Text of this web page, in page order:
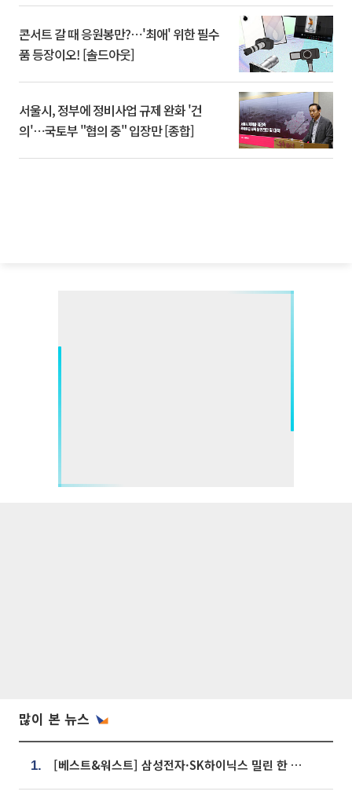
콘서트 갈 때 응원봉만?⋯'최애' 위한 필수
품 등장이오! [솔드아웃]
서울시, 정부에 정비사업 규제 완화 '건
의'⋯국토부 "협의 중" 입장만 [종합]
많이 본 뉴스
1. [베스트&워스트] 삼성전자·SK하이닉스 밀린 한 주…상상인증권은 85% 급등